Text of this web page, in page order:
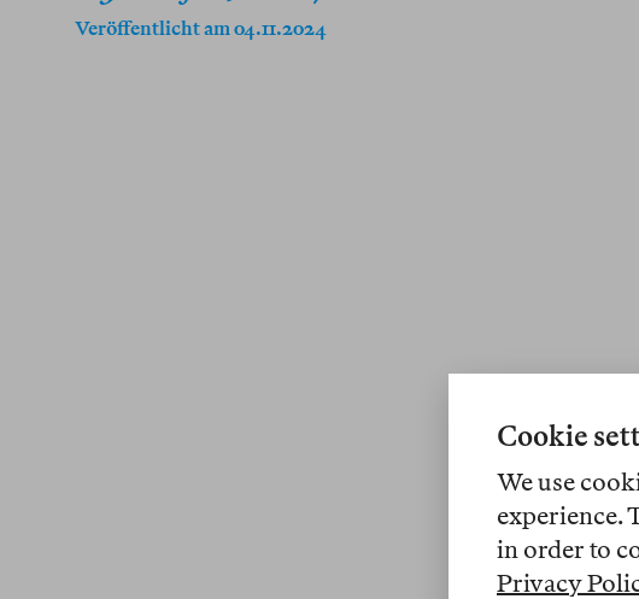
Veröffentlicht am 04.11.2024
Cookie
We use
experience.
in order to
Privacy